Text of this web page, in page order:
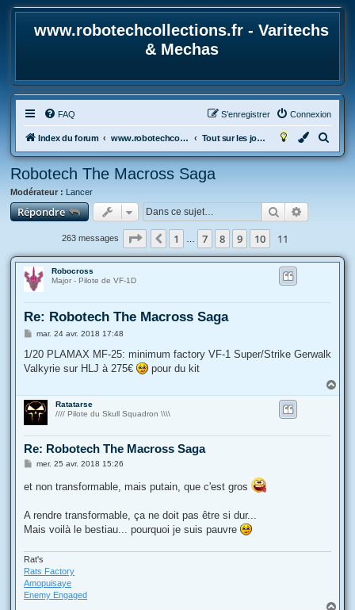
www.robotechcollections.fr - Varitechs
& Mechas
FAQ Connexion
S’enregistrer
Index du forum www.robotechcollections.fr - Robotech & Macross Toys French Forum !!! Tout sur les jouets & maquettes Robotech et Macross
e
c
Robotech The Macross Saga
Modérateur : Lancer
Répondre Rechercher
263 messages Page 11 11
Précédente
1 7 8 9 10 11
Robocross
Major - Pilote de VF-1D
Re: Robotech The Macross Saga
M
s
a
mar. 24 avr. 2018 17:48
1/20 PLAMAX MF-25: minimum factory VF-1 Super/Strike Gerwalk
Valkyrie sur HLJ à 275€
pour du kit
a
Ratatarse
//// Pilote du Skull Squadron \\\\
Re: Robotech The Macross Saga
M
s
e
mer. 25 avr. 2018 15:26
et non transformable, mais putain, que c'est gros
A rendre transformable, ça ne doit pas être si dur...
Mais voilà le bestiau... pourquoi je suis pauvre
Rat's
Rats Factory
Amopuisaye
Enemy Engaged